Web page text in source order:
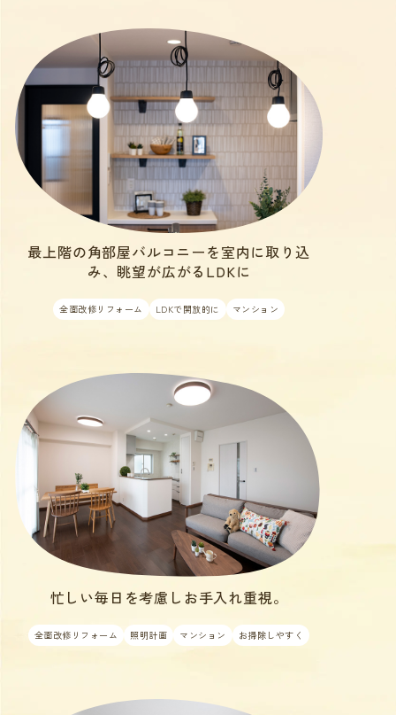
最上階の角部屋バルコニーを室内に取り込
み、眺望が広がるLDKに
全面改修リフォーム LDKで開放的に マンション
忙しい毎日を考慮しお手入れ重視。
全面改修リフォーム 照明計画 マンション お掃除しやすく